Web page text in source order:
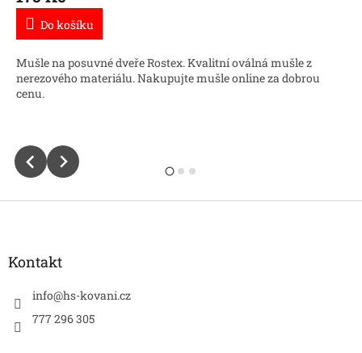
Do košíku
Mušle na posuvné dveře Rostex. Kvalitní oválná mušle z
nerezového materiálu. Nakupujte mušle online za dobrou
cenu.
Z
Kontakt
info@hs-kovani.cz
777 296 305